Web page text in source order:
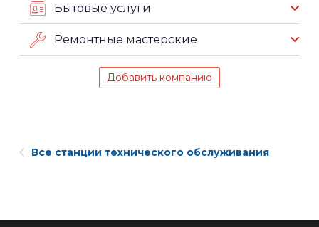
Бытовые услуги
Ремонтные мастерские
Добавить компанию
Все станции технического обслуживания